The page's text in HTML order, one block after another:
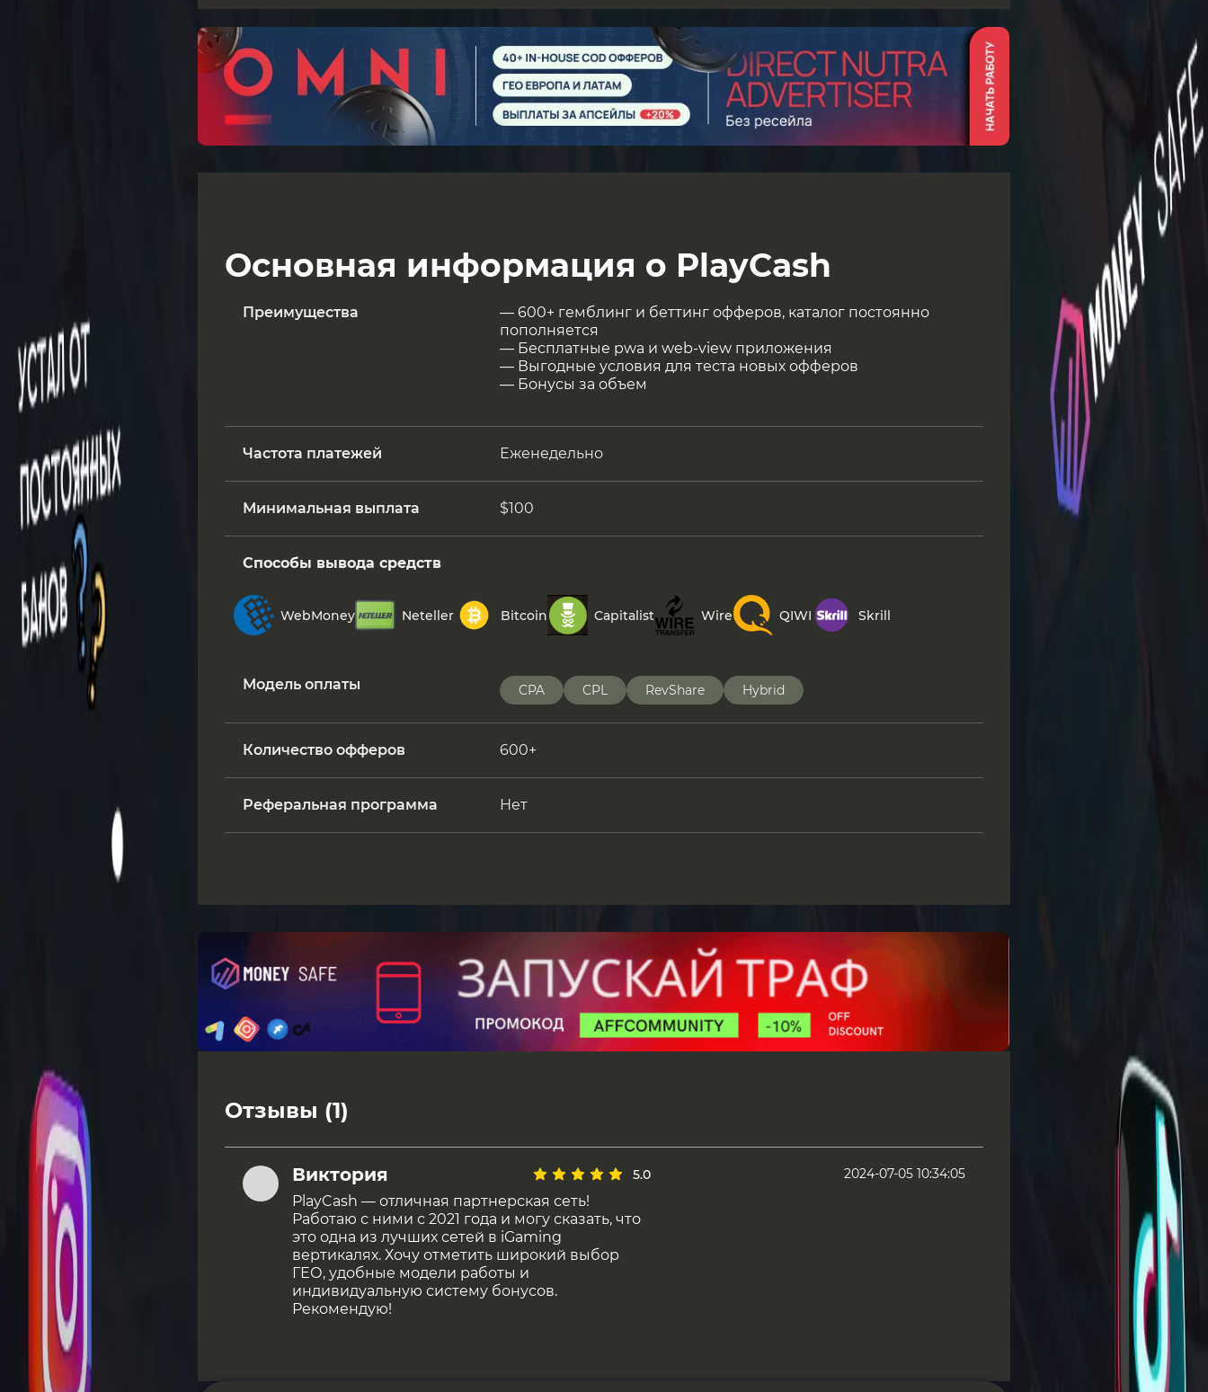
Основная информация о PlayCash
Преимущества
— 600+ гемблинг и беттинг офферов, каталог постоянно
пополняется
— Бесплатные pwa и web-view приложения
— Выгодные условия для теста новых офферов
— Бонусы за объем
Частота платежей Еженедельно
Минимальная выплата $100
Способы вывода средств
WebMoney Neteller Bitcoin Capitalist Wire QIWI Skrill
Модель оплаты CPA CPL RevShare Hybrid
Количество офферов 600+
Реферальная программа Нет
Отзывы (1)
Виктория 5.0
PlayCash — отличная партнерская сеть!
Работаю с ними с 2021 года и могу сказать, что
это одна из лучших сетей в iGaming
вертикалях. Хочу отметить широкий выбор
ГЕО, удобные модели работы и
индивидуальную систему бонусов.
Рекомендую!
2024-07-05 10:34:05